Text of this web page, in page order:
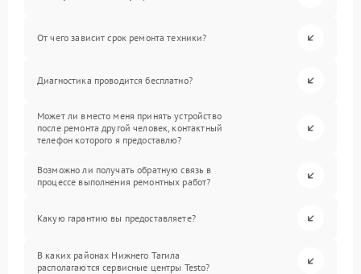
От чего зависит срок ремонта техники?
Диагностика проводится бесплатно?
Может ли вместо меня принять устройство
после ремонта другой человек, контактный
телефон которого я предоставлю?
Возможно ли получать обратную связь в
процессе выполнения ремонтных работ?
Какую гарантию вы предоставляете?
В каких районах Нижнего Тагила
располагаются сервисные центры Testo?